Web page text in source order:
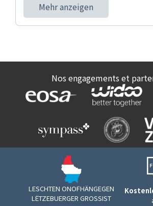
Mehr anzeigen
Nos engagements et
LESCHTEN ONOFHÄNGEGEN
LËTZEBUERGER GROSSIST